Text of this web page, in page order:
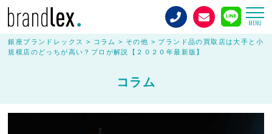
MENU
銀座ブランドレックス > コラム > その他 > ブランド品の買取店は大手と小
規模店のどっちが高い？プロが解説【２０２０年最新版】
コラム